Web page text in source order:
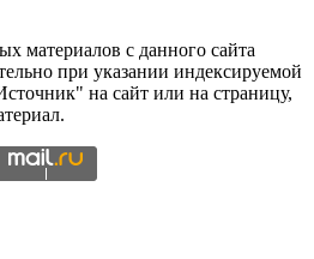
материалов с данного сайта
при указании индексируемой
на сайт или на страницу,